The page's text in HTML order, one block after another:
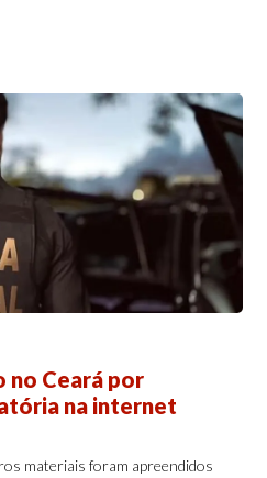
no Ceará por
na internet
materiais foram apreendidos